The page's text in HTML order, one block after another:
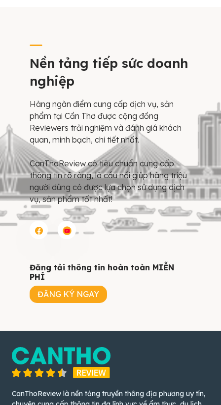
Nền tảng tiếp sức doanh
nghiệp
Hàng ngàn điểm cung cấp dịch vụ, sản
phẩm tại Cần Thơ được cộng đồng
Reviewers trải nghiệm và đánh giá khách
quan, minh bạch, chi tiết nhất.
CanThoReview có tiêu chuẩn cung cấp
thông tin rõ ràng, là cầu nối giúp hàng triệu
người dùng có được lựa chọn sử dụng dịch
vụ, sản phẩm tốt nhất!
Đăng tải thông tin hoàn toàn MIỄN
PHÍ
ĐĂNG KÝ NGAY
CanThoReview là nền tảng truyền thông địa phương uy tín,